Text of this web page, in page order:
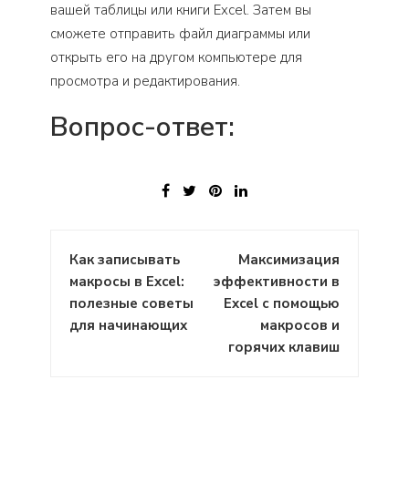
вашей таблицы или книги Excel. Затем вы
сможете отправить файл диаграммы или
открыть его на другом компьютере для
просмотра и редактирования.
Вопрос-ответ:
Навигация
по
записям
Как записывать
макросы в Excel:
полезные советы
для начинающих
Максимизация
эффективности в
Excel с помощью
макросов и
горячих клавиш